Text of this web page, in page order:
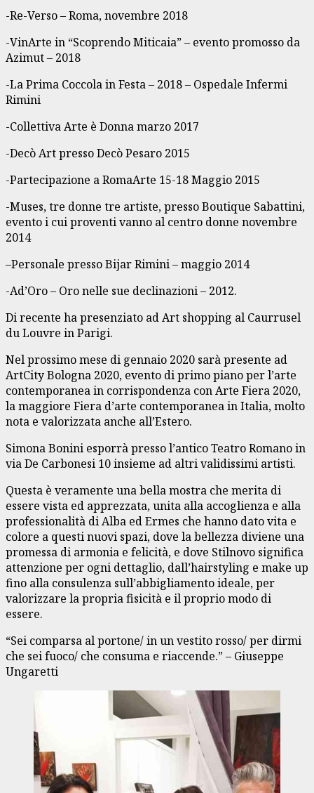
-Re-Verso – Roma, novembre 2018
-VinArte in “Scoprendo Miticaia” – evento promosso da
Azimut – 2018
-La Prima Coccola in Festa – 2018 – Ospedale Infermi
Rimini
-Collettiva Arte è Donna marzo 2017
-Decò Art presso Decò Pesaro 2015
-Partecipazione a RomaArte 15-18 Maggio 2015
-Muses, tre donne tre artiste, presso Boutique Sabattini,
evento i cui proventi vanno al centro donne novembre
2014
–Personale presso Bijar Rimini – maggio 2014
-Ad’Oro – Oro nelle sue declinazioni – 2012.
Di recente ha presenziato ad Art shopping al Caurrusel
du Louvre in Parigi.
Nel prossimo mese di gennaio 2020 sarà presente ad
ArtCity Bologna 2020, evento di primo piano per l’arte
contemporanea in corrispondenza con Arte Fiera 2020,
la maggiore Fiera d’arte contemporanea in Italia, molto
nota e valorizzata anche all’Estero.
Simona Bonini esporrà presso l’antico Teatro Romano in
via De Carbonesi 10 insieme ad altri validissimi artisti.
Questa è veramente una bella mostra che merita di
essere vista ed apprezzata, unita alla accoglienza e alla
professionalità di Alba ed Ermes che hanno dato vita e
colore a questi nuovi spazi, dove la bellezza diviene una
promessa di armonia e felicità, e dove Stilnovo significa
attenzione per ogni dettaglio, dall’hairstyling e make up
fino alla consulenza sull’abbigliamento ideale, per
valorizzare la propria fisicità e il proprio modo di
essere.
“Sei comparsa al portone/ in un vestito rosso/ per dirmi
che sei fuoco/ che consuma e riaccende.” – Giuseppe
Ungaretti